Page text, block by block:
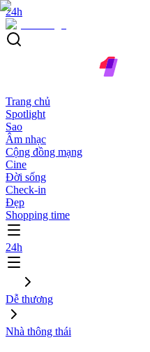
24h
Trang chủ
Spotlight
Sao
Âm nhạc
Cộng đồng mạng
Cine
Đời sống
Check-in
Đẹp
Shopping time
24h
Dễ thương
Nhà thông thái